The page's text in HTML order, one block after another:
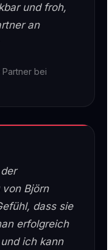
und froh,
an
Partner bei
Björn
dass sie
erfolgreich
ich kann